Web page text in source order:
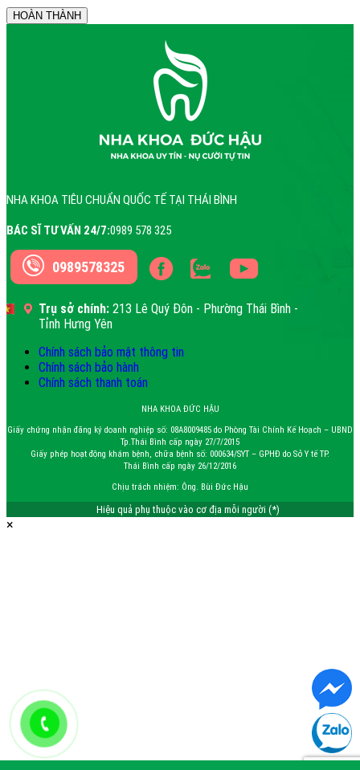
NHA KHOA TIÊU CHUẨN QUỐC TẾ TẠI THÁI BÌNH
BÁC SĨ TƯ VẤN 24/7:0989 578 325
0989578325
Trụ sở chính: 213 Lê Quý Đôn - Phường Thái Bình -
Tỉnh Hưng Yên
Chính sách bảo mật thông tin
Chính sách bảo hành
Chính sách thanh toán
NHA KHOA ĐỨC HẬU
Giấy chứng nhận đăng ký doanh nghiệp số: 08A8009485 do Phòng Tài Chính Kế Hoạch – UBND
Tp.Thái Bình cấp ngày 27/7/2015
Giấy phép hoạt động khám bệnh, chữa bệnh số: 000634/SYT – GPHĐ do Sở Y tế TP.
Thái Bình cấp ngày 26/12/2016
Chịu trách nhiệm: Ông. Bùi Đức Hậu
Hiệu quả phụ thuộc vào cơ địa mỗi người (*)
×